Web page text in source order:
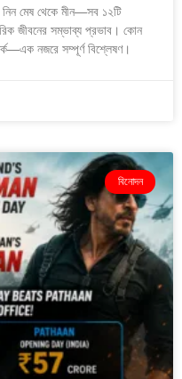
মেষ থেকে মীন—সব ১২টি
জীবনের সম্ভাব্য প্রভাব। কোন
নজরে সম্পূর্ণ বিশ্লেষণ।
বিনোদন